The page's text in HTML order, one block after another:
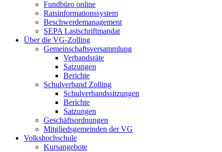
Fundbüro online
Ratsinformationssystem
Beschwerdemanagement
SEPA Lastschriftmandat
Über die VG-Zolling
Gemeinschaftsversammlung
Verbandsräte
Satzungen
Berichte
Schulverband Zolling
Schulverbandssitzungen
Berichte
Satzungen
Geschäftsordnungen
Mitgliedsgemeinden der VG
Volkshochschule
Kursangebote